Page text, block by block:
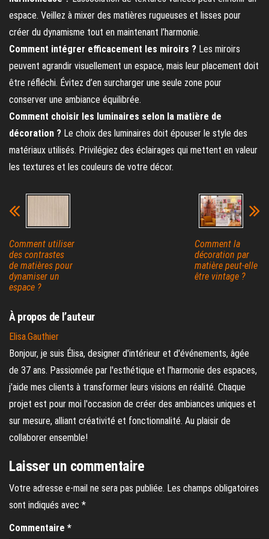
espace. Veillez à mixer des matières rugueuses et lisses pour
créer du dynamisme tout en maintenant l’harmonie.
Comment intégrer efficacement les miroirs ? Les miroirs
peuvent agrandir visuellement un espace, mais leur placement doit
être réfléchi. Évitez d’en surcharger une seule zone pour
conserver une ambiance équilibrée.
Comment choisir les luminaires selon la matière de
décoration ? Le choix des luminaires doit épouser le style des
matériaux utilisés. Privilégiez des éclairages qui mettent en valeur
les textures et les couleurs de votre décor.
Comment utiliser
des contrastes
de matières pour
dynamiser un
espace ?
Comment la
décoration par
matière peut-elle
être vintage ?
À propos de l’auteur
Elisa.Gauthier
Bonjour, je suis Élisa, designer d'intérieur et d'événements, âgée
de 37 ans. Passionnée par l'esthétique et l'harmonie des espaces,
j'aide mes clients à transformer leurs visions en réalité. Chaque
projet est pour moi l'occasion de créer des ambiances uniques et
sur mesure, alliant créativité et fonctionnalité. Au plaisir de
collaborer ensemble!
Laisser un commentaire
Votre adresse e-mail ne sera pas publiée. Les champs obligatoires
sont indiqués avec *
Commentaire *